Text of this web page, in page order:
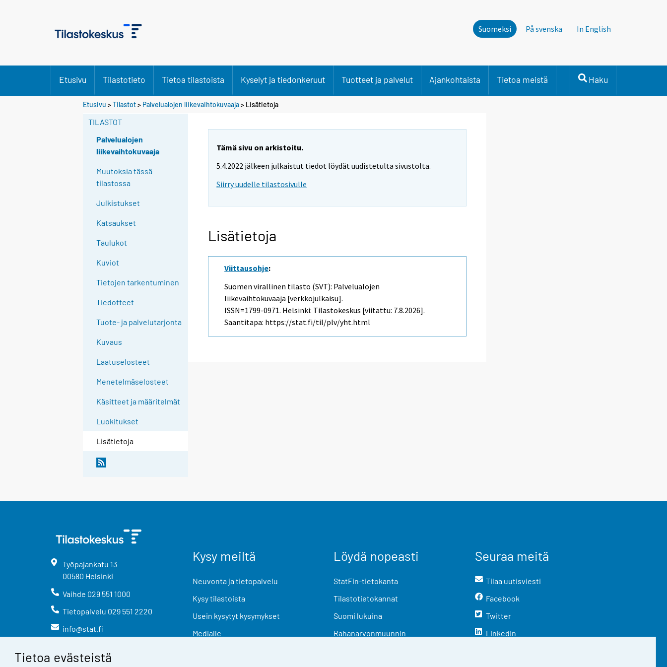
Tietoa evästeistä
Suomeksi På svenska In English
Etusivu Tilastotieto Tietoa tilastoista Kyselyt ja tiedonkeruut Tuotteet ja palvelut Ajankohtaista Tietoa meistä Haku
Etusivu >Tilastot> Palvelualojen liikevaihtokuvaaja> Lisätietoja
TILASTOT
Palvelualojen
liikevaihtokuvaaja
Muutoksia tässä
tilastossa
Julkistukset
Katsaukset
Taulukot
Kuviot
Tietojen tarkentuminen
Tiedotteet
Tuote- ja palvelutarjonta
Kuvaus
Laatuselosteet
Menetelmäselosteet
Käsitteet ja määritelmät
Luokitukset
Lisätietoja
Tämä sivu on arkistoitu.
5.4.2022 jälkeen julkaistut tiedot löydät uudistetulta sivustolta.
Siirry uudelle tilastosivulle
Lisätietoja
Viittausohje:
Suomen virallinen tilasto (SVT): Palvelualojen
liikevaihtokuvaaja [verkkojulkaisu].
ISSN=1799-0971. Helsinki: Tilastokeskus [viitattu: 7.8.2026].
Saantitapa: https://stat.fi/til/plv/yht.html
Työpajankatu 13
00580 Helsinki
Vaihde 029 551 1000
Tietopalvelu 029 551 2220
info@stat.fi
Kysy meiltä
Neuvonta ja tietopalvelu
Kysy tilastoista
Usein kysytyt kysymykset
Medialle
Löydä nopeasti
StatFin-tietokanta
Tilastotietokannat
Suomi lukuina
Rahanarvonmuunnin
Seuraa meitä
Tilaa uutisviesti
Facebook
Twitter
LinkedIn